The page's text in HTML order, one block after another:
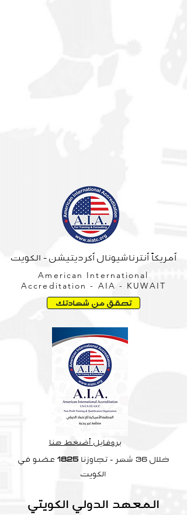
أمريكاً أنترناشيونال أكرديتيشن - الكويت
American International
Accreditation - AIA - KUWAIT
خلال 36 شهر - تجاوزنا 1825 عضو في
الكويت
بروفايل أضغط هنا
تحقق من شهادتك
المعهد الدولي الكويتي